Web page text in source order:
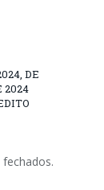
DE
2024